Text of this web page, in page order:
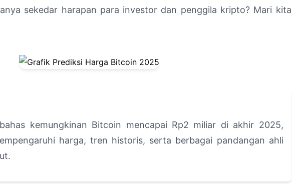
sekedar harapan para investor dan penggila kripto? Mari kita
kemungkinan Bitcoin mencapai Rp2 miliar di akhir 2025,
harga, tren historis, serta berbagai pandangan ahli